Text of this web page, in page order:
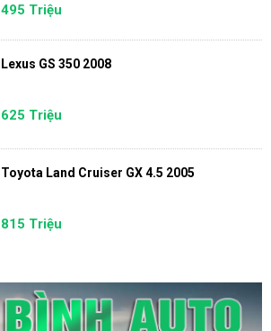
495 Triệu
Lexus GS 350 2008
625 Triệu
Toyota Land Cruiser GX 4.5 2005
815 Triệu